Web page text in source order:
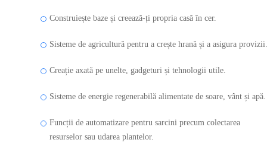
Construiește baze și creează-ți propria casă în cer.
Sisteme de agricultură pentru a crește hrană și a asigura provizii.
Creație axată pe unelte, gadgeturi și tehnologii utile.
Sisteme de energie regenerabilă alimentate de soare, vânt și apă.
Funcții de automatizare pentru sarcini precum colectarea
resurselor sau udarea plantelor.